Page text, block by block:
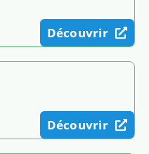
Découvrir
Découvrir